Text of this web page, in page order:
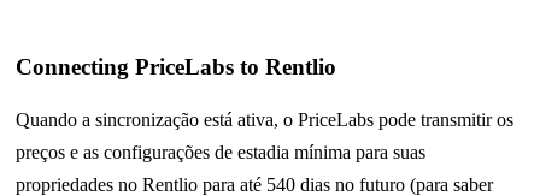
Connecting PriceLabs to Rentlio
Quando a sincronização está ativa, o PriceLabs pode transmitir os
preços e as configurações de estadia mínima para suas
propriedades no Rentlio para até 540 dias no futuro (para saber